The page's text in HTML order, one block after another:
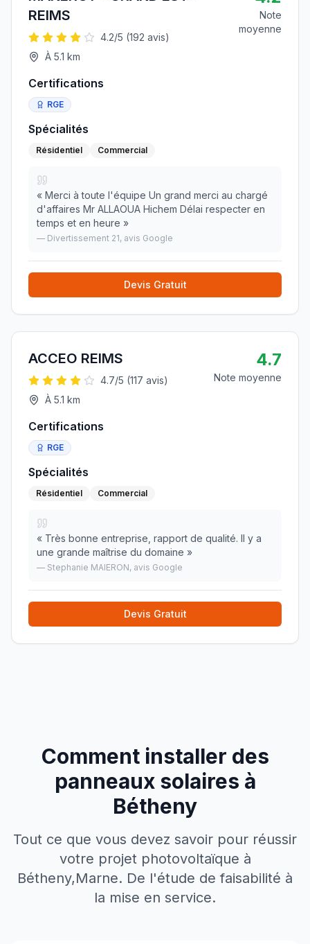
REIMS
4.2/5 (192 avis)
À 5.1 km
Note
moyenne
Certifications
RGE
Spécialités
Résidentiel Commercial
« Merci à toute l'équipe Un grand merci au chargé
d'affaires Mr ALLAOUA Hichem Délai respecter en
temps et en heure »
— Divertissement 21, avis Google
Devis Gratuit
ACCEO REIMS
4.7/5 (117 avis)
À 5.1 km
4.7
Note moyenne
Certifications
RGE
Spécialités
Résidentiel Commercial
« Très bonne entreprise, rapport de qualité. Il y a
une grande maîtrise du domaine »
— Stephanie MAIERON, avis Google
Devis Gratuit
Comment installer des
panneaux solaires à
Bétheny
Tout ce que vous devez savoir pour réussir
votre projet photovoltaïque à
Bétheny,Marne. De l'étude de faisabilité à
la mise en service.